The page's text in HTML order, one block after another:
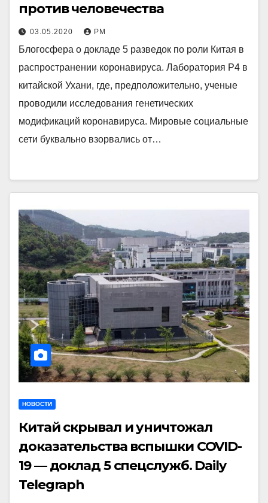
против человечества
03.05.2020 РМ
Блогосфера о докладе 5 разведок по роли Китая в
распространении коронавируса. Лаборатория P4 в
китайской Ухани, где, предположительно, ученые
проводили исследования генетических
модификаций коронавируса. Мировые социальные
сети буквально взорвались от…
НОВОСТИ
Китай скрывал и уничтожал
доказательства вспышки COVID-
19 — доклад 5 спецслужб. Daily
Telegraph